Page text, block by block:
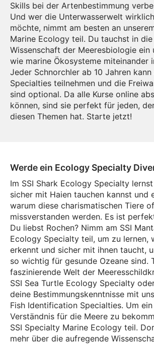
Skills bei der Artenbestimmung
Und wer die Unterwasserwelt
möchte, nimmt am besten an
Marine Ecology teil. Du tauchst in
Wissenschaft der Meeresbiologie ein
wie marine Ökosysteme miteinander
Jeder Schnorchler ab 10 Jahren kann
Specialties teilnehmen und die
sind optional. Da alle Kurse online
können, sind sie perfekt für jeden,
diesen Themen hat. Starte jetzt!
Werde ein Ecology Specialty
Im SSI Shark Ecology Specialty
sicher mit Haien tauchen kannst und
warum diese charismatischen Tiere
missverstanden werden. Es ist
Du liebst Rochen? Nimm am SSI
Ecology Specialty teil, um zu lernen,
erkennt und sicher mit ihnen taucht,
so wichtig für gesunde Ozeane sind.
faszinierende Welt der
SSI Sea Turtle Ecology Specialty
deine Bestimmungskenntnisse mit
Fish Identification Specialties. Um
Verständnis für die Meere zu
SSI Specialty Marine Ecology teil.
mehr über die aufregende